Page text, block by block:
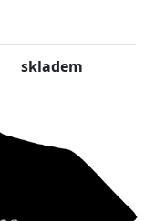
skladem